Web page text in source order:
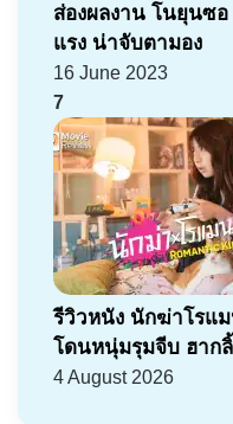
ส่องผลงาน โนยุนซอ
แรง น่าจับตามอง
16 June 2023
7
รีวิวหนัง นักฆ่าโรแ
โดนหนุ่มรุมจีบ ฮาก
4 August 2026